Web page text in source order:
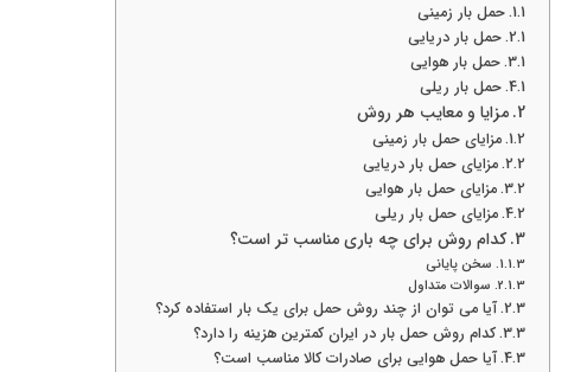
حمل بار زمینی
حمل بار دریایی
حمل بار هوایی
حمل بار ریلی
مزایا و معایب هر روش
مزایای حمل بار زمینی
مزایای حمل بار دریایی
مزایای حمل بار هوایی
مزایای حمل بار ریلی
کدام روش برای چه باری مناسب تر است؟
سخن پایانی
سوالات متداول
آیا می توان از چند روش حمل برای یک بار استفاده کرد؟
کدام روش حمل بار در ایران کمترین هزینه را دارد؟
آیا حمل هوایی برای صادرات کالا مناسب است؟